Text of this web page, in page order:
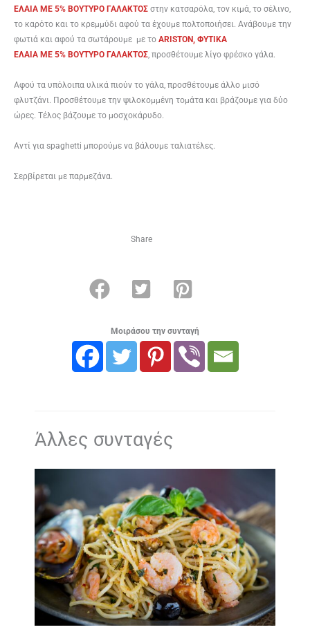
ΕΛΑΙΑ ME 5% BOYTYΡΟ ΓΑΛΑΚΤΟΣ στην κατσαρόλα, τον κιμά, το σέλινο,
το καρότο και το κρεμμύδι αφού τα έχουμε πολτοποιήσει. Ανάβουμε την
φωτιά και αφού τα σωτάρουμε με το ARISTON, ΦΥΤΙΚΑ
ΕΛΑΙΑ ME 5% BOYTYΡΟ ΓΑΛΑΚΤΟΣ, προσθέτουμε λίγο φρέσκο γάλα.
Αφού τα υπόλοιπα υλικά πιούν το γάλα, προσθέτουμε άλλο μισό
φλυτζάνι. Προσθέτουμε την ψιλοκομμένη τομάτα και βράζουμε για δύο
ώρες. Τέλος βάζουμε το μοσχοκάρυδο.
Αντί για spaghet­ti μπορούμε να βάλουμε ταλιατέλες.
Σερβίρεται με παρμεζάνα.
Share
Μοιράσου την συνταγή
Άλλες συνταγές